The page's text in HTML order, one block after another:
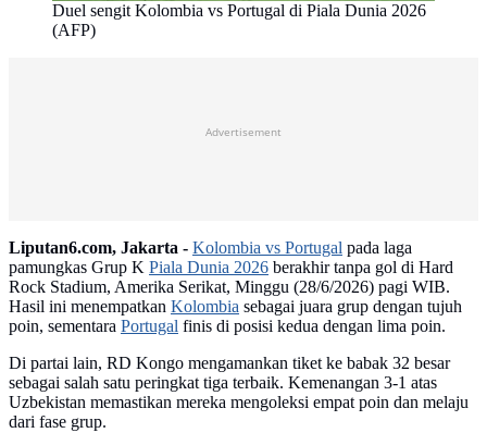
Duel sengit Kolombia vs Portugal di Piala Dunia 2026
(AFP)
Advertisement
Liputan6.com, Jakarta - Kolombia vs Portugal pada laga
pamungkas Grup K Piala Dunia 2026 berakhir tanpa gol di Hard
Rock Stadium, Amerika Serikat, Minggu (28/6/2026) pagi WIB.
Hasil ini menempatkan Kolombia sebagai juara grup dengan tujuh
poin, sementara Portugal finis di posisi kedua dengan lima poin.
Di partai lain, RD Kongo mengamankan tiket ke babak 32 besar
sebagai salah satu peringkat tiga terbaik. Kemenangan 3-1 atas
Uzbekistan memastikan mereka mengoleksi empat poin dan melaju
dari fase grup.